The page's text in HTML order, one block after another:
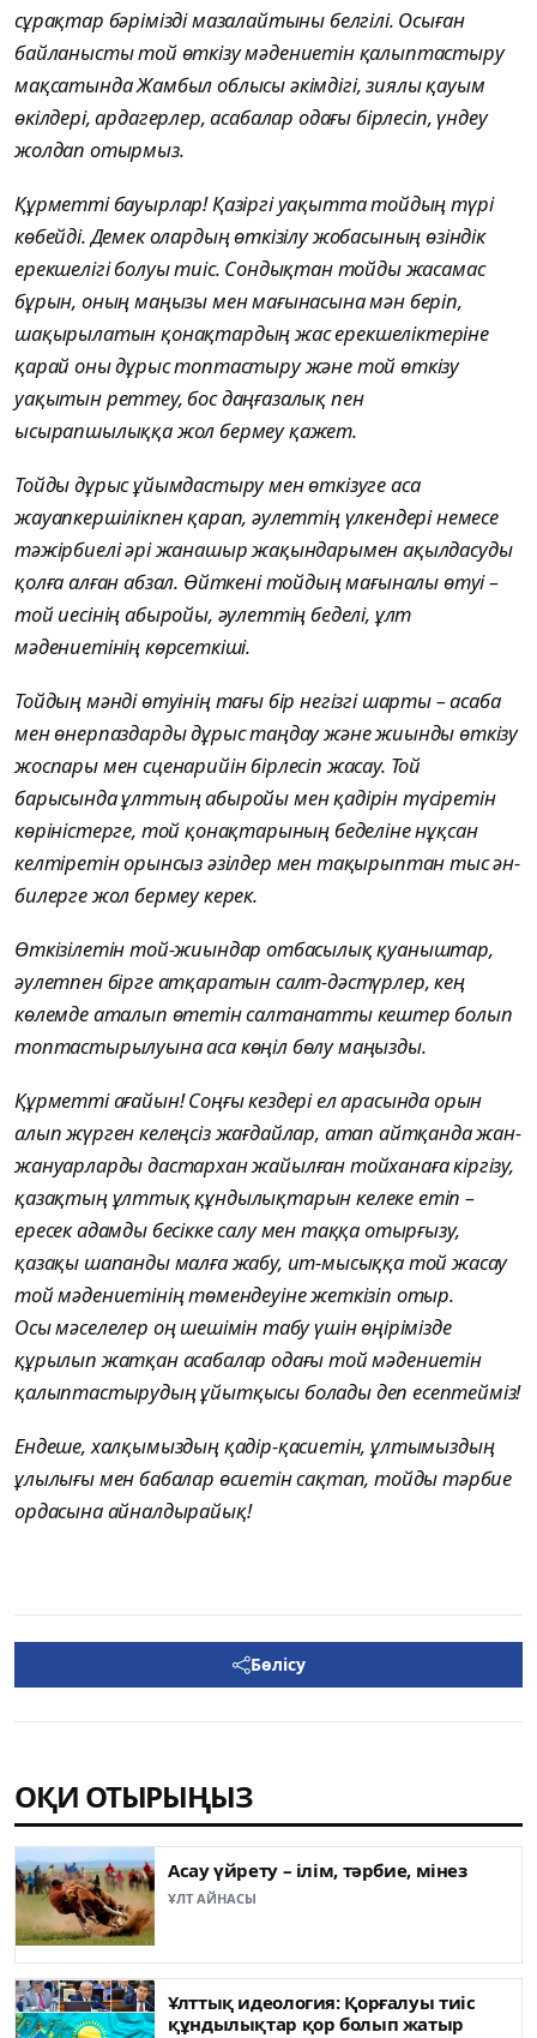
сұрақтар бәрімізді мазалайтыны белгілі. Осыған
байланысты той өткізу мәдениетін қалыптастыру
мақсатында Жамбыл облысы әкімдігі, зиялы қауым
өкілдері, ардагерлер, асабалар одағы бірлесіп, үндеу
жолдап отырмыз.
Құрметті бауырлар! Қазіргі уақытта тойдың түрі
көбейді. Демек олардың өткізілу жобасының өзіндік
ерекшелігі болуы тиіс. Сондықтан тойды жасамас
бұрын, оның маңызы мен мағынасына мән беріп,
шақырылатын қонақтардың жас ерекшеліктеріне
қарай оны дұрыс топтастыру және той өткізу
уақытын реттеу, бос даңғазалық пен
ысырапшылыққа жол бермеу қажет.
Тойды дұрыс ұйымдастыру мен өткізуге аса
жауапкершілікпен қарап, әулеттің үлкендері немесе
тәжірбиелі әрі жанашыр жақындарымен ақылдасуды
қолға алған абзал. Өйткені тойдың мағыналы өтуі –
той иесінің абыройы, әулеттің беделі, ұлт
мәдениетінің көрсеткіші.
Тойдың мәнді өтуінің тағы бір негізгі шарты – асаба
мен өнерпаздарды дұрыс таңдау және жиынды өткізу
жоспары мен сценарийін бірлесіп жасау. Той
барысында ұлттың абыройы мен қадірін түсіретін
көріністерге, той қонақтарының беделіне нұқсан
келтіретін орынсыз әзілдер мен тақырыптан тыс ән-
билерге жол бермеу керек.
Өткізілетін той-жиындар отбасылық қуаныштар,
әулетпен бірге атқаратын салт-дәстүрлер, кең
көлемде аталып өтетін салтанатты кештер болып
топтастырылуына аса көңіл бөлу маңызды.
Құрметті ағайын! Соңғы кездері ел арасында орын
алып жүрген келеңсіз жағдайлар, атап айтқанда жан-
жануарларды дастархан жайылған тойханаға кіргізу,
қазақтың ұлттық құндылықтарын келеке етіп –
ересек адамды бесікке салу мен таққа отырғызу,
қазақы шапанды малға жабу, ит-мысыққа той жасау
той мәдениетінің төмендеуіне жеткізіп отыр.
Осы мәселелер оң шешімін табу үшін өңірімізде
құрылып жатқан асабалар одағы той мәдениетін
қалыптастырудың ұйытқысы болады деп есептейміз!
Ендеше, халқымыздың қадір-қасиетін, ұлтымыздың
ұлылығы мен бабалар өсиетін сақтап, тойды тәрбие
ордасына айналдырайық!
Бөлісу
ОҚИ ОТЫРЫҢЫЗ
Асау үйрету – ілім, тәрбие, мінез
ҰЛТ АЙНАСЫ
Ұлттық идеология: Қорғалуы тиіс
құндылықтар қор болып жатыр